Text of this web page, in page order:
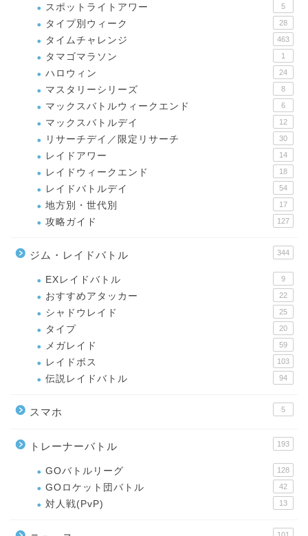
スポットライトアワー 5
タイプ別ウィーク 28
タイムチャレンジ 463
タマゴマラソン 1
ハロウィン 24
マスタリーシリーズ 8
マックスバトルウィークエンド 6
マックスバトルデイ 12
リサーチデイ／限定リサーチ 30
レイドアワー 14
レイドウィークエンド 18
レイドバトルデイ 54
地方別・世代別 17
攻略ガイド 127
ジム・レイドバトル 344
EXレイドバトル 9
おすすめアタッカー 22
シャドウレイド 25
タイプ 20
メガレイド 59
レイドボス 103
伝説レイドバトル 94
スマホ 5
トレーナーバトル 193
GOバトルリーグ 128
GOロケット団バトル 42
対人戦(PvP) 13